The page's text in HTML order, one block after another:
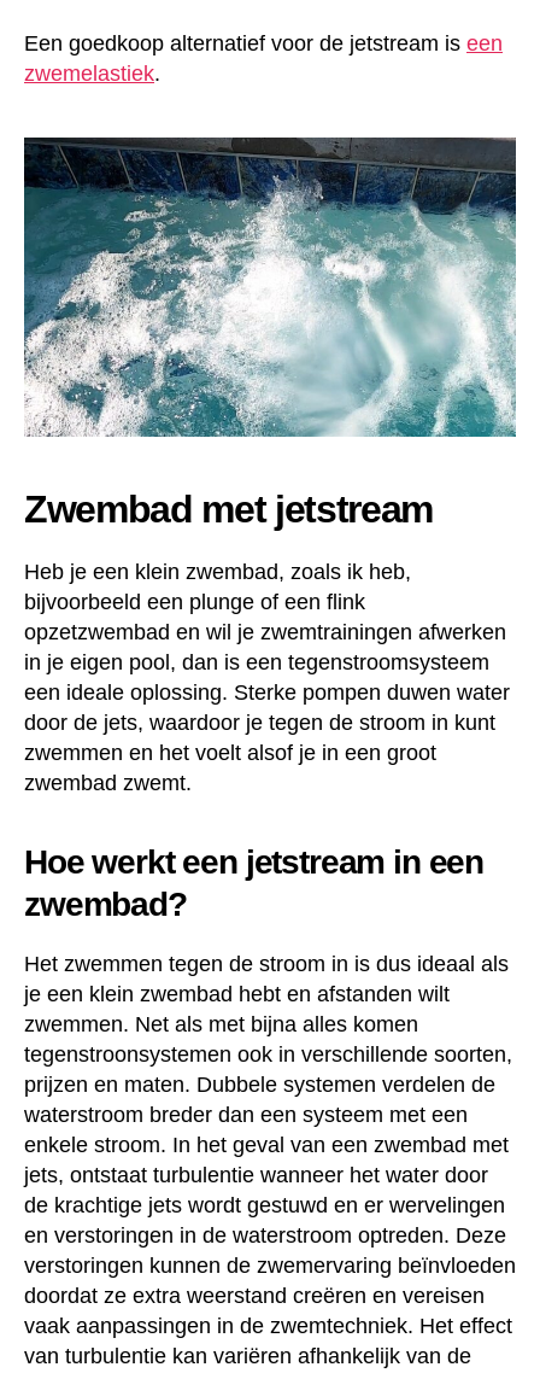
Een goedkoop alternatief voor de jetstream is een
zwemelastiek.
Zwembad met jetstream
Heb je een klein zwembad, zoals ik heb,
bijvoorbeeld een plunge of een flink
opzetzwembad en wil je zwemtrainingen afwerken
in je eigen pool, dan is een tegenstroomsysteem
een ideale oplossing. Sterke pompen duwen water
door de jets, waardoor je tegen de stroom in kunt
zwemmen en het voelt alsof je in een groot
zwembad zwemt.
Hoe werkt een jetstream in een
zwembad?
Het zwemmen tegen de stroom in is dus ideaal als
je een klein zwembad hebt en afstanden wilt
zwemmen. Net als met bijna alles komen
tegenstroonsystemen ook in verschillende soorten,
prijzen en maten. Dubbele systemen verdelen de
waterstroom breder dan een systeem met een
enkele stroom. In het geval van een zwembad met
jets, ontstaat turbulentie wanneer het water door
de krachtige jets wordt gestuwd en er wervelingen
en verstoringen in de waterstroom optreden. Deze
verstoringen kunnen de zwemervaring beïnvloeden
doordat ze extra weerstand creëren en vereisen
vaak aanpassingen in de zwemtechniek. Het effect
van turbulentie kan variëren afhankelijk van de